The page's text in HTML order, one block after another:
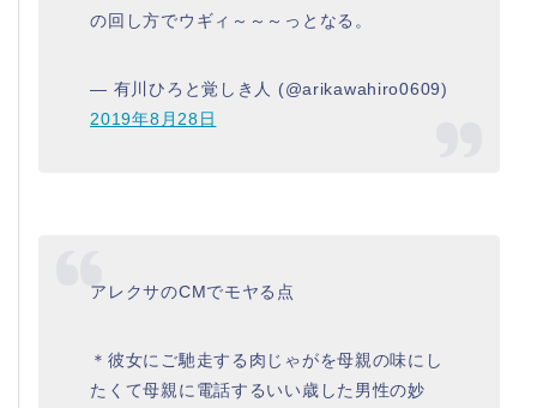
の回し方でウギィ～～～っとなる。
— 有川ひろと覚しき人 (@arikawahiro0609)
2019年8月28日
アレクサのCMでモヤる点
＊彼女にご馳走する肉じゃがを母親の味にし
たくて母親に電話するいい歳した男性の妙